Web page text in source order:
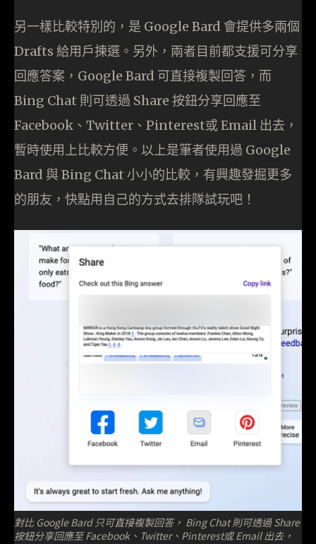
另一樣比較特別的，是 Google Bard 會提供多兩個
Drafts 給用戶揀選。另外，兩者目前都支援可分享
回應答案，Google Bard 可直接複製回答，而
Bing Chat 則可透過 Share 按鈕分享回應至
Facebook、Twitter、Pinterest或 Email 出去，
暫時使用上比較方便。以上是筆者使用過 Google
Bard 與 Bing Chat 小小的比較，有興趣發掘更多
的朋友，快點用自己的方式去排隊試玩吧！
對比 Google Bard 只可直接複製回答， Bing Chat 則可透過 Share
按鈕分享回應至 Facebook、Twitter、Pinterest或 Email 出去，